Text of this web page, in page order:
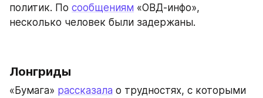
политик. По сообщениям «ОВД-инфо»,
несколько человек были задержаны.
Лонгриды
«Бумага» рассказала о трудностях, с которыми